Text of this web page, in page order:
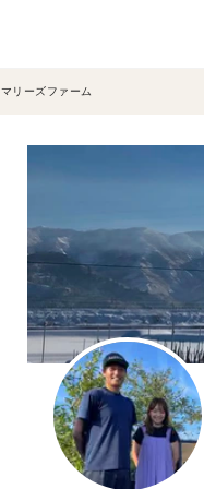
マリーズファーム